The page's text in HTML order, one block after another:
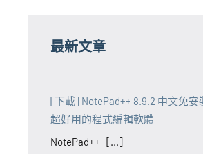
最新文章
[下載] NotePad++ 8.9.2 中文免安
超好用的程式編輯軟體
NotePad++ [...]